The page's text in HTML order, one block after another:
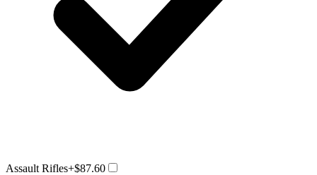
Assault Rifles+$87.60